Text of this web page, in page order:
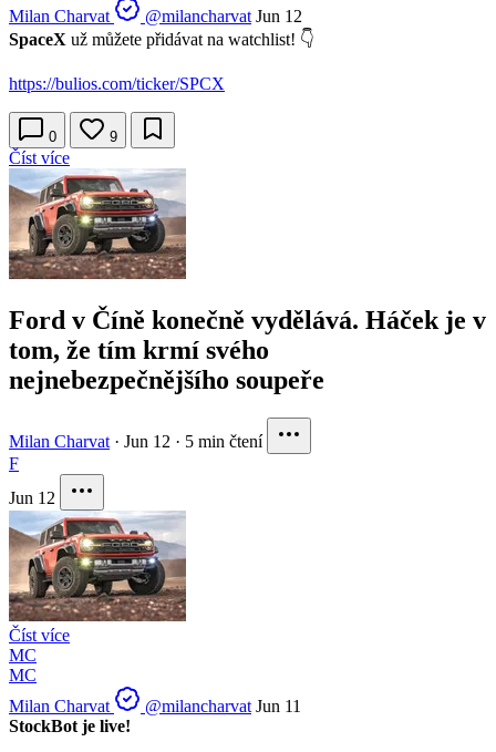
Milan Charvat
@milancharvat Jun 12
SpaceX už můžete přidávat na watchlist! 👇
https://bulios.com/ticker/SPCX
0 9
Číst více
Ford v Číně konečně vydělává. Háček je v
tom, že tím krmí svého
nejnebezpečnějšího soupeře
Milan Charvat · Jun 12 · 5 min čtení
F
Jun 12
Číst více
MC
MC
Milan Charvat
@milancharvat Jun 11
StockBot je live!